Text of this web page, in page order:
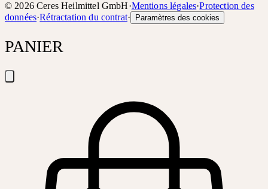
© 2026 Ceres Heilmittel GmbH·Mentions légales·Protection des
données·Rétractation du contrat· Paramètres des cookies
PANIER